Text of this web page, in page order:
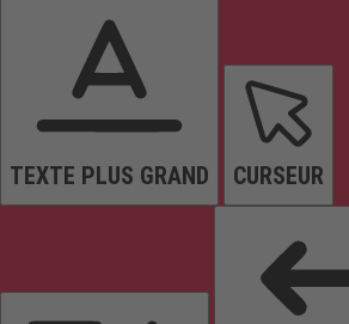
TEXTE PLUS GRAND CURSEUR